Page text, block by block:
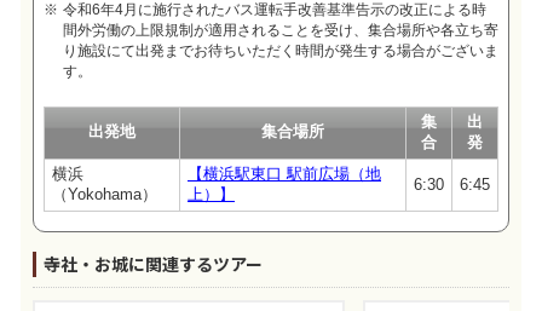
令和6年4月に施行されたバス運転手改善基準告示の改正による時
間外労働の上限規制が適用されることを受け、集合場所や各立ち寄
り施設にて出発までお待ちいただく時間が発生する場合がございま
す。
出発地 集合場所
集
合
出
発
横浜
（Yokohama）
【横浜駅東口 駅前広場（地
上）】
6:30 6:45
寺社・お城に関連するツアー